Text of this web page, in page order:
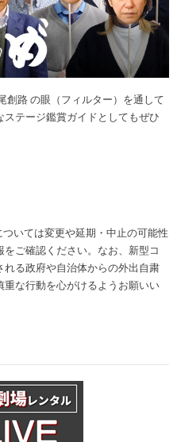
創路 の眼（フィルター）を通して
テージ鑑賞ガイドとしてもぜひ
いては変更や延期・中止の可能性
ご確認ください。なお、新型コ
る政府や自治体からの外出自粛
な行動を心がけるようお願いい